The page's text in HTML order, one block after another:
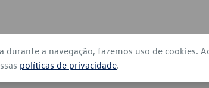
os direitos reservados
durante a navegação, fazemos uso de cookies.
políticas de privacidade.